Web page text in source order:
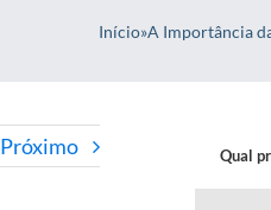
Início»A Importância
Próximo Qual